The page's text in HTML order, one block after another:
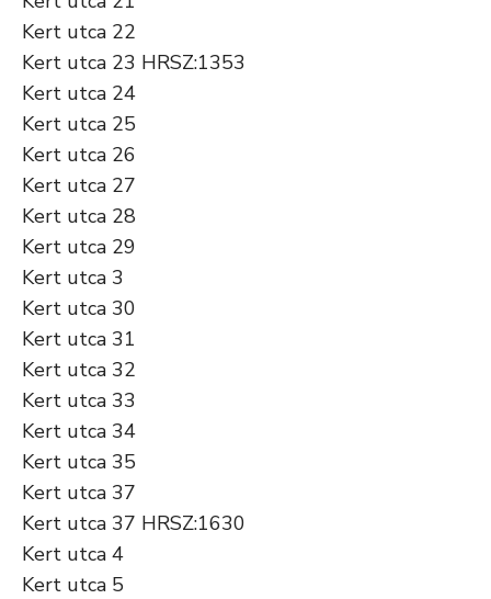
Kert utca 22
Kert utca 23 HRSZ:1353
Kert utca 24
Kert utca 25
Kert utca 26
Kert utca 27
Kert utca 28
Kert utca 29
Kert utca 3
Kert utca 30
Kert utca 31
Kert utca 32
Kert utca 33
Kert utca 34
Kert utca 35
Kert utca 37
Kert utca 37 HRSZ:1630
Kert utca 4
Kert utca 5